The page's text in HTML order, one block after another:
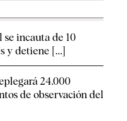
incauta de 10
y detiene [...]
24.000
de observación del